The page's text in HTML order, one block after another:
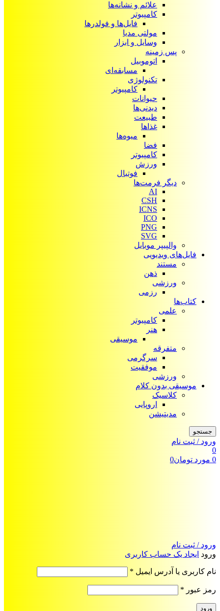
علائم و نشانه‌ها
کامپیوتر
فایل‌ها و فولدرها
مولتی مدیا
وسایل و ابزار
پس زمینه
اتوموبیل
مسابقه‌ای
تکنولوژی
کامپیوتر
حیوانات
دیدنی‌ها
طبیعت
غذاها
میوه‌ها
فضا
کامپیوتر
ورزش
فوتبال
دیگر فرمت‌ها
AI
CSH
ICNS
ICO
PNG
SVG
والپیپر موبایل
فایل‌های ویدیویی
مستند
ذهن
ورزشی
رزمی
کتاب‌ها
علمی
کامپیوتر
هنر
موسیقی
متفرقه
سرگرمی
موفقیت
ورزشی
موسیقی بدون کلام
کلاسیک
اروپایی
مدیتیشن
جستجو
ورود / ثبت نام
0
0 مورد تومان0
ورود / ثبت نام
ورود ایجاد یک حساب کاربری
نام کاربری یا آدرس ایمیل *
رمز عبور *
ورود